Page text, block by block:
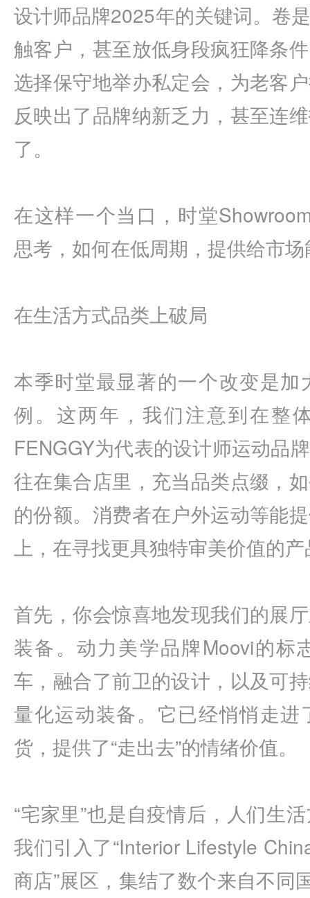
设计师品牌2025年的关键词。卷
触客户，甚至放低身段疯狂降条
选择保守地举办私定会，为老客
反映出了品牌纳新乏力，甚至连
了。
在这样一个当口，时堂
思考，如何在低周期，提供给市
在生活方式品类上破局
本季时堂最显著的一个改变是
例。这两年，我们注意到在整
FENGGY为代表的设计师运动品
往在集合店里，充当品类点缀，
的份额。消费者在户外运动等能
上，在寻找更具独特审美价值的
首先，你会惊喜地发现我们的展
装备。 动力美学品牌Moovi的标
车，融合了前卫的设计，以及可
量化运动装备。它已经悄悄走
货，提供了“走出去”的情绪价值。
“宅家里”也是自疫情后，人们生
我们引入了“Interior Lifestyle
商店”展区，集结了数个来自不同